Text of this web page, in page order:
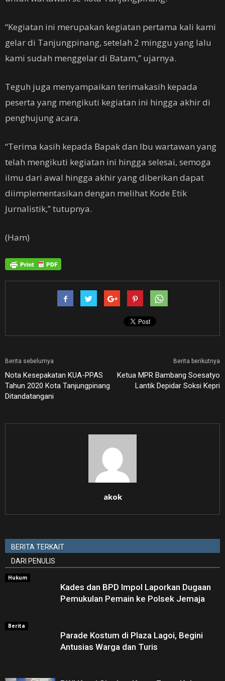
“Kegiatan ini merupakan kegiatan pertama kali kami
gelar di Tanjungpinang, setelah 2 minggu yang lalu
kami sudah menggelar di Batam,” ujarnya.
Teguh juga menyampaikan terimakasih kepada
peserta yang mengikuti kegiatan ini hingga akhir di
penghujung acara.
“Terima kasih kepada Bapak dan Ibu wartawan yang
telah mengikuti kegiatan ini hingga selesai, semoga
ilmu dari awal hingga akhir yang diberikan dapat
diimplementasikan dengan melihat Kode Etik
Jurnalistik,” tutupnya.
(Ham)
Berita sebelumya
Nota Kesepakatan KUA-PPAS
Tahun 2020 Kota Tanjungpinang
Ditandatangani
Berita berikutnya
Ketua MPR Bambang Soesatyo
Lantik Depidar Soksi Kepri
akok
BERITA TERKAIT
DARI PENULIS
Hukum
Kades dan BPD Impol Laporkan Dugaan
Pemukulan Pemain ke Polsek Jemaja
Berita
Parade Kostum di Plaza Lagoi, Begini
Antusias Warga dan Turis